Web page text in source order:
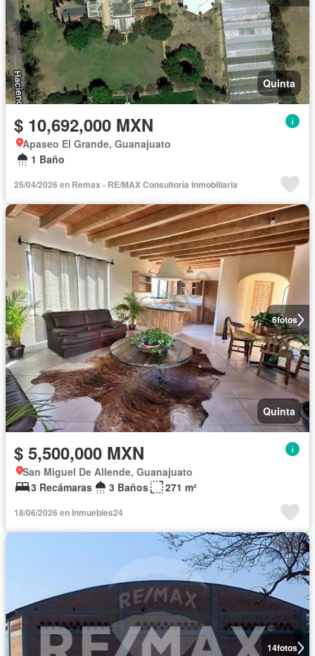
Quinta
$ 10,692,000 MXN
Apaseo El Grande, Guanajuato
1 Baño
25/04/2026 en Remax - RE/MAX Consultoría Inmobiliaria
6fotos
Quinta
$ 5,500,000 MXN
San Miguel De Allende, Guanajuato
3 Recámaras
3 Baños 271 m²
18/06/2026 en Inmuebles24
14fotos